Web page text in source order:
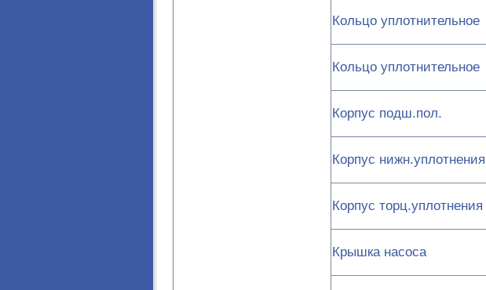
Кольцо уплотнительное
Кольцо уплотнительное
Корпус подш.пол.
Корпус нижн.уплотнения
Корпус торц.уплотнения
Крышка насоса